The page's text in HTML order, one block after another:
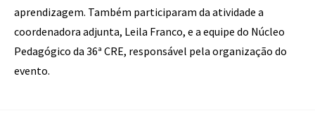
aprendizagem. Também participaram da atividade a
coordenadora adjunta, Leila Franco, e a equipe do Núcleo
Pedagógico da 36ª CRE, responsável pela organização do
evento.